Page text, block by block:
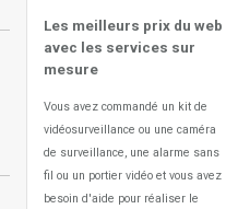
Les meilleurs prix du web
avec les services sur
mesure
Vous avez commandé un kit de
vidéosurveillance ou une caméra
de surveillance, une alarme sans
fil ou un portier vidéo et vous avez
besoin d'aide pour réaliser le